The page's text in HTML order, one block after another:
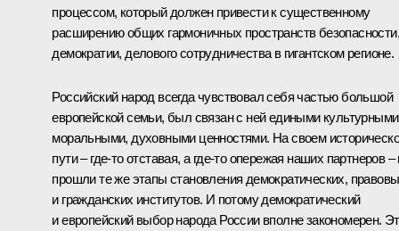
процессом, который должен привести к существенному
расширению общих гармоничных пространств безопасности,
демократии, делового сотрудничества в гигантском регионе.
Российский народ всегда чувствовал себя частью большой
европейской семьи, был связан с ней едиными
моральными, духовными ценностями. На своем
пути – где‑то отставая, а где‑то опережая наших партнеров
прошли те же этапы становления демократических,
и гражданских институтов. И потому демократический
и европейский выбор народа России вполне закономерен.